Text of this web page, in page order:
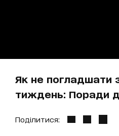
Як не погладшати
тиждень: Поради
Поділитися: